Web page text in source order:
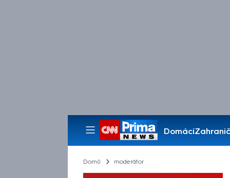
Domácí
Pořady
Domů moderátor